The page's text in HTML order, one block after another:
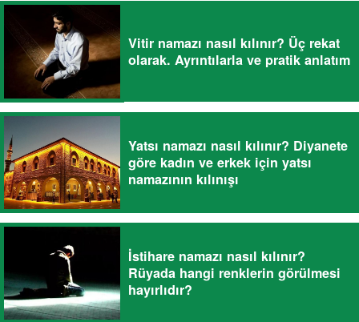
Vitir namazı nasıl kılınır? Üç rekat
olarak. Ayrıntılarla ve pratik anlatım
Yatsı namazı nasıl kılınır? Diyanete
göre kadın ve erkek için yatsı
namazının kılınışı
İstihare namazı nasıl kılınır?
Rüyada hangi renklerin görülmesi
hayırlıdır?